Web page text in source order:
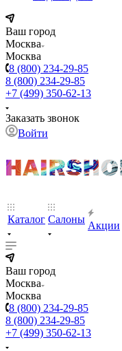
Ваш город
Москва
Москва
8 (800) 234-29-85
8 (800) 234-29-85
+7 (499) 350-62-13
Заказать звонок
Войти
Каталог Салоны
Акции
Ваш город
Москва
Москва
8 (800) 234-29-85
8 (800) 234-29-85
+7 (499) 350-62-13